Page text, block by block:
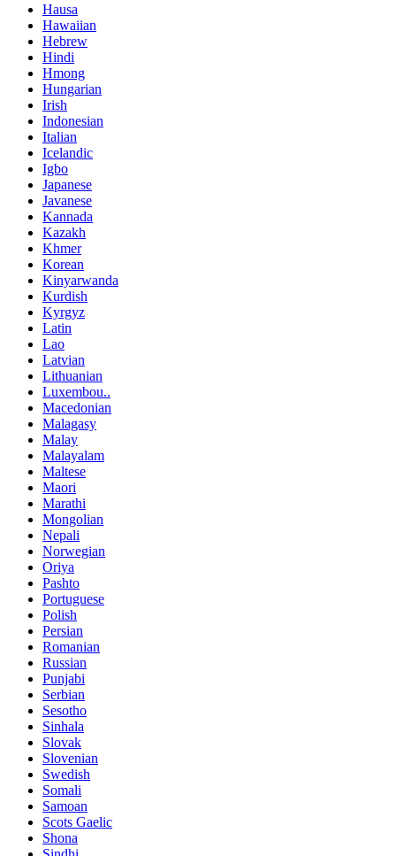
Hausa
Hawaiian
Hebrew
Hindi
Hmong
Hungarian
Irish
Indonesian
Italian
Icelandic
Igbo
Japanese
Javanese
Kannada
Kazakh
Khmer
Korean
Kinyarwanda
Kurdish
Kyrgyz
Latin
Lao
Latvian
Lithuanian
Luxembou..
Macedonian
Malagasy
Malay
Malayalam
Maltese
Maori
Marathi
Mongolian
Nepali
Norwegian
Oriya
Pashto
Portuguese
Polish
Persian
Romanian
Russian
Punjabi
Serbian
Sesotho
Sinhala
Slovak
Slovenian
Swedish
Somali
Samoan
Scots Gaelic
Shona